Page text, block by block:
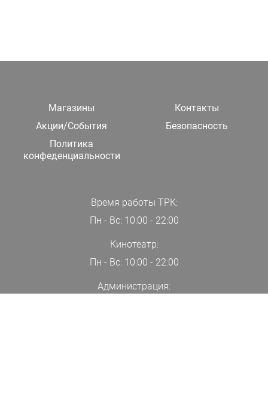
Магазины
Контакты
Акции/События
Безопасность
Политика
конфеденциальности
Время работы ТРК:
Пн - Вс: 10:00 - 22:00
Кинотеатр:
Пн - Вс: 10:00 - 22:00
Администрация: